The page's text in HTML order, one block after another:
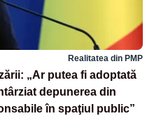
Realitatea din PMP
„Ar putea fi adoptată
depunerea din
în spaţiul public”